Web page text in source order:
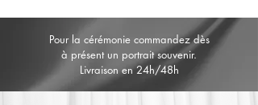
Pour la cérémonie commandez dès
à présent un portrait souvenir.
Livraison en 24h/48h